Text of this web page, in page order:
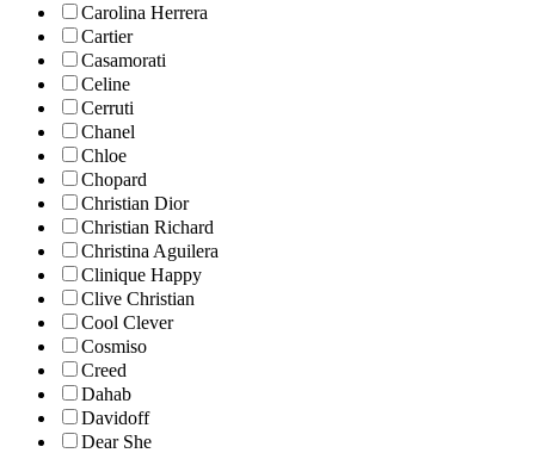
Carolina Herrera
Cartier
Casamorati
Celine
Cerruti
Chanel
Chloe
Chopard
Christian Dior
Christian Richard
Christina Aguilera
Clinique Happy
Clive Christian
Cool Clever
Cosmiso
Creed
Dahab
Davidoff
Dear She